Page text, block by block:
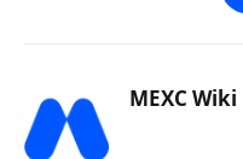
MEXC Wiki